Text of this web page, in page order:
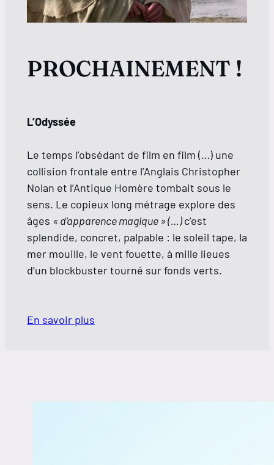
PROCHAINEMENT !
L’Odyssée
Le temps l’obsédant de film en film (…) une
collision frontale entre l’Anglais Christopher
Nolan et l’Antique Homère tombait sous le
sens. Le copieux long métrage explore des
âges « d’apparence magique » (…)c’est
splendide, concret, palpable : le soleil tape, la
mer mouille, le vent fouette, à mille lieues
d’un blockbuster tourné sur fonds verts.
En savoir plus